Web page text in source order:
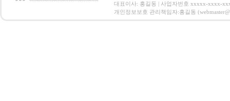
대표이사: 홍길동 | 사업자번호 xxxxx-xxxx-
개인정보보호 관리책임자:홍길동